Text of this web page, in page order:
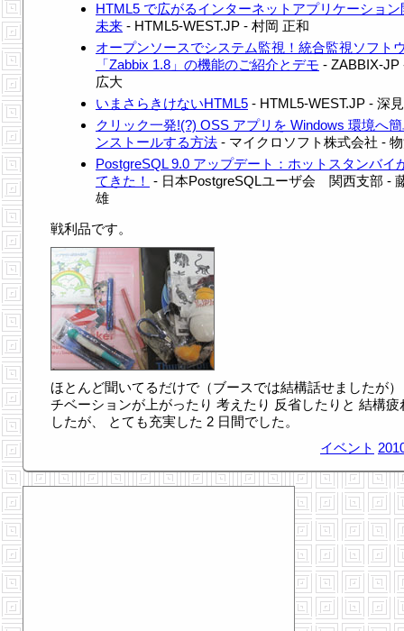
HTML5 で広がるインターネットアプリケーション
未来 - HTML5-WEST.JP - 村岡 正和
オープンソースでシステム監視！統合監視ソフト
「Zabbix 1.8」の機能のご紹介とデモ - ZABBIX-JP
広大
いまさらきけないHTML5 - HTML5-WEST.JP - 深
クリック一発!(?) OSS アプリを Windows 環境へ
ンストールする方法 - マイクロソフト株式会社 -
PostgreSQL 9.0 アップデート：ホットスタンバイ
てきた！ - 日本PostgreSQLユーザ会 関西支部 -
雄
戦利品です。
ほとんど聞いてるだけで（ブースでは結構話せましたが
チベーションが上がったり 考えたり 反省したりと 結構疲
したが、 とても充実した 2 日間でした。
イベント